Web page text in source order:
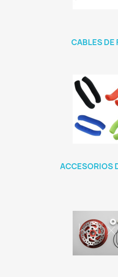
CABLES DE
ACCESORIOS